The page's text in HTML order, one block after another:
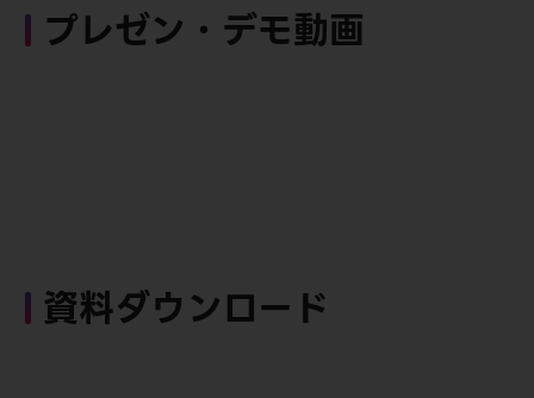
プレゼン・デモ動画
資料ダウンロード